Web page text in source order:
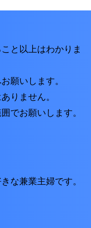
と以上はわかりま
願いします。
りません。
でお願いします。
な兼業主婦です。